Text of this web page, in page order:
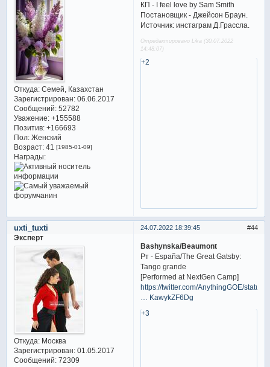
Откуда:Семей, Казахстан
Зарегистрирован: 06.06.2017
Сообщений:52782
Уважение: +155588
Позитив: +166693
Пол:Женский
Возраст:41 [1985-01-09]
Награды:
КП - I feel love by Sam Smith
Постановщик - Джейсон Браун.
Источник: инстаграм Д.Грассла.
Отредактировано Lika (30.07.2022
14:48:07)
+2
44
24.07.2022 18:39:45
uxti_tuxti
Эксперт
Откуда:Москва
Зарегистрирован: 01.05.2017
Сообщений:72309
Bashynska/Beaumont
Рт - España/The Great Gatsby:
Tango grande
[Performed at NextGen Camp]
https://twitter.com/AnythingGOE/status/
… KawykZF6Dg
+3